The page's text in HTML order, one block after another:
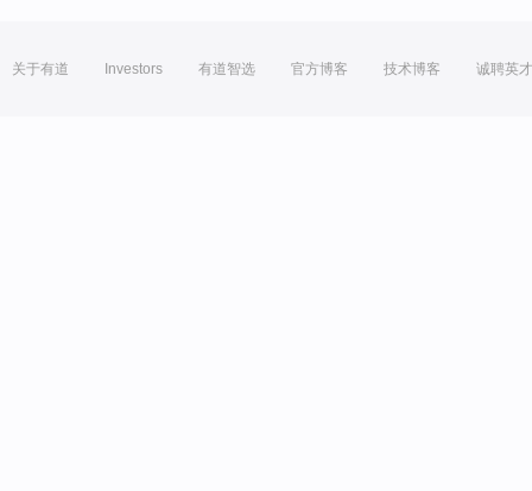
关于有道 Investors 有道智选 官方博客 技术博客 诚聘英才